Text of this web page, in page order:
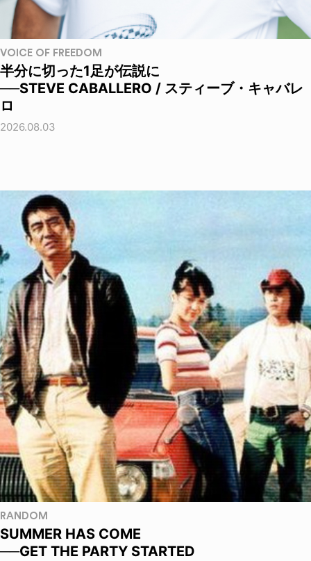
VOICE OF FREEDOM
半分に切った1足が伝説に
──STEVE CABALLERO / スティーブ・キャバレ
ロ
2026.08.03
RANDOM
SUMMER HAS COME
──GET THE PARTY STARTED